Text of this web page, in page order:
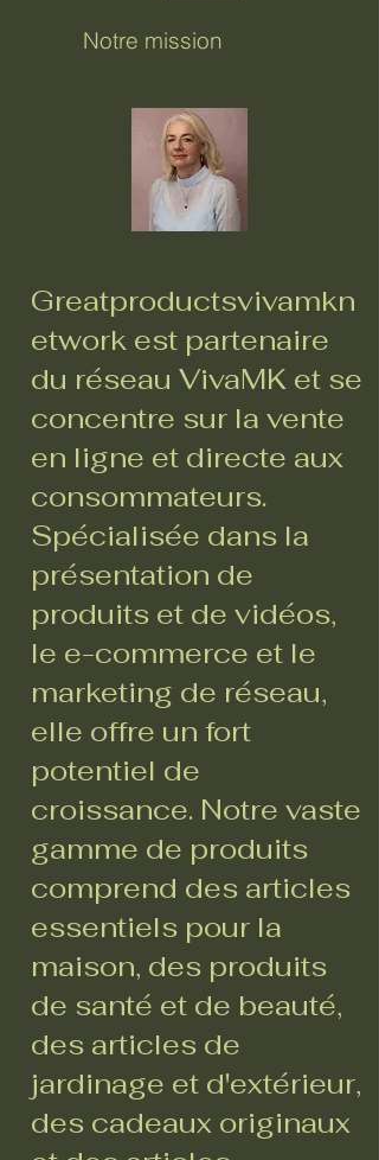
Notre mission
Greatproductsvivamkn
etwork est partenaire
du réseau VivaMK et se
concentre sur la vente
en ligne et directe aux
consommateurs.
Spécialisée dans la
présentation de
produits et de vidéos,
le e-commerce et le
marketing de réseau,
elle offre un fort
potentiel de
croissance. Notre vaste
gamme de produits
comprend des articles
essentiels pour la
maison, des produits
de santé et de beauté,
des articles de
jardinage et d'extérieur,
des cadeaux originaux